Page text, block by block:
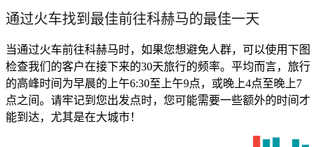
通过火车找到最佳前往科赫马的最佳一天
当通过火车前往科赫马时，如果您想避免人群，可以使用下图
检查我们的客户在接下来的30天旅行的频率。平均而言，旅行
的高峰时间为早晨的上午6:30至上午9点，或晚上4点至晚上7
点之间。请牢记到您出发点时，您可能需要一些额外的时间才
能到达，尤其是在大城市！